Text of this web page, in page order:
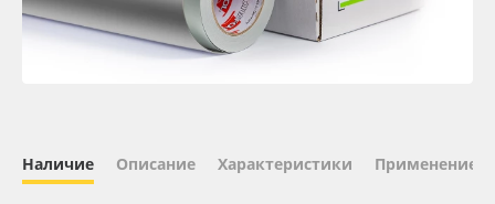
Oracal 641
Наличие Описание Характеристики Применение